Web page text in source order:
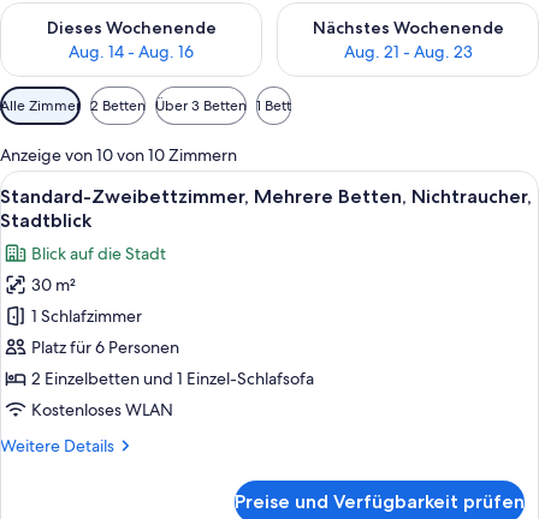
Dieses Wochenende
Aug. 14 - Aug. 16
Überprüfe die Verfügbarkeit für dieses Wochenende, Aug. 14
Nächstes Wochenende
Aug. 21 - Aug. 23
Überprüfe die Verfügbarkeit
Verfügbare
Filter
für
Zimmer
Alle Zimmer 2 Betten Über 3 Betten 1 Bett
Anzeige von 10 von 10 Zimmern
Alle
Fotos
für
Standard-
Zweibettzimmer,
Mehrere
Betten,
Nichtraucher,
Stadtblick
Standard-Zweibettzimmer, Mehrere
3
Standard-Zweibettzimmer, Mehrere Betten, Nichtraucher,
Stadtblick
Blick auf die Stadt
30 m²
1 Schlafzimmer
Platz für 6 Personen
2 Einzelbetten und 1 Einzel-Schlafsofa
Kostenloses WLAN
Weitere Details
Weitere
Preise und Verfügbarkeit prüfen